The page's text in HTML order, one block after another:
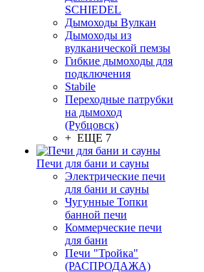
SCHIEDEL
Дымоходы Вулкан
Дымоходы из
вулканической пемзы
Гибкие дымоходы для
подключения
Stabile
Переходные патрубки
на дымоход
(Рубцовск)
+ ЕЩЕ 7
Печи для бани и сауны
Электрические печи
для бани и сауны
Чугунные Топки
банной печи
Коммерческие печи
для бани
Печи "Тройка"
(РАСПРОДАЖА)